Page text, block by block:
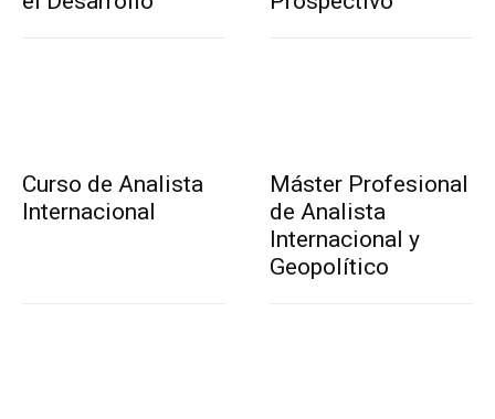
Curso de Analista
Internacional
Máster Profesional
de Analista
Internacional y
Geopolítico